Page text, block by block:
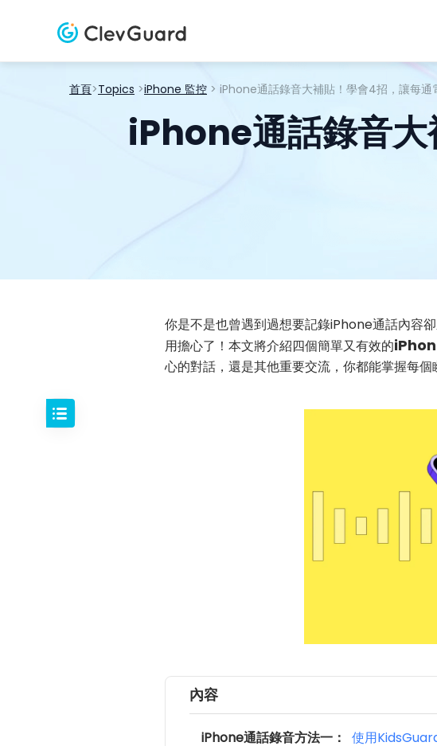
首頁>Topics >iPhone 監控 > iPhone通話錄音大補貼！學會4招，讓每通
iPhone通話錄音大
你是不是也曾遇到過想要記錄iPhone通話內容
用擔心了！本文將介紹四個簡單又有效的
心的對話，還是其他重要交流，你都能掌握每
內容
iPhone通話錄音方法一：
使用